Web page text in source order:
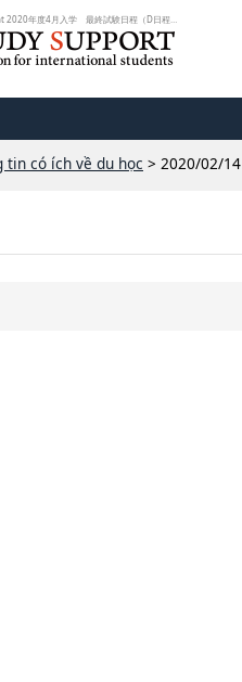
tin có ích về du học > 2020/02/14